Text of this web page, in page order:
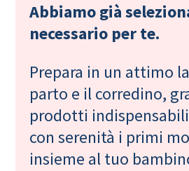
Abbiamo già
necessario per te.
Prepara in un attimo
parto e il corredino,
prodotti
con serenità i primi
insieme al tuo